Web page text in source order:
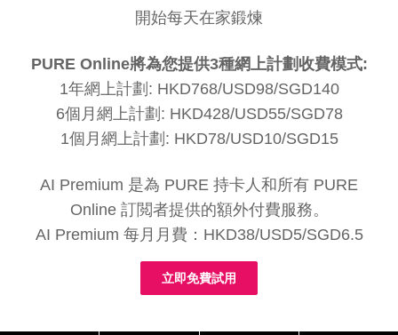
開始每天在家鍛煉
PURE Online將為您提供3種網上計劃收費模式:
1年網上計劃: HKD768/USD98/SGD140
6個月網上計劃: HKD428/USD55/SGD78
1個月網上計劃: HKD78/USD10/SGD15
AI Premium 是為 PURE 持卡人和所有 PURE
Online 訂閲者提供的額外付費服務。
AI Premium 每月月費：HKD38/USD5/SGD6.5
立即免費試用